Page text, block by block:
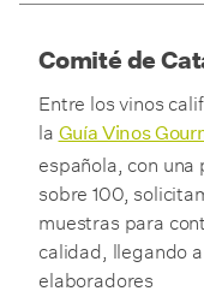
Comité de
Entre los vinos
la Guía Vinos
española, con
sobre 100,
muestras para
calidad, llegando
elaboradores